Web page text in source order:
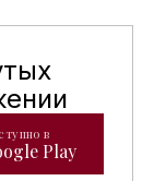
приложение
в
Play